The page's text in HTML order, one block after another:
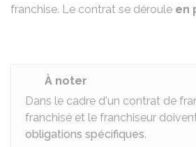
franchise. Le contrat se déroule en
À noter
Dans le cadre d'un contrat de
franchisé et le franchiseur
obligations spécifiques.